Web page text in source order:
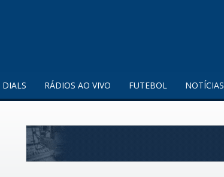
DIALS RÁDIOS AO VIVO FUTEBOL NOTÍCIAS